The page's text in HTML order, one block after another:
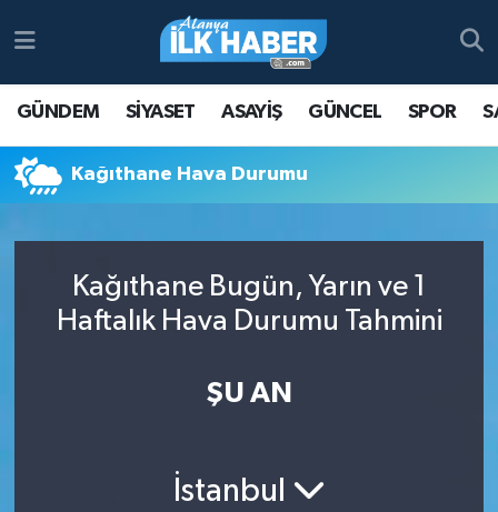
GÜNDEM SİYASET ASAYİŞ GÜNCEL SPOR
Kağıthane Hava Durumu
Kağıthane Bugün, Yarın ve 1
Haftalık Hava Durumu Tahmini
ŞU AN
İstanbul
Antalya Nöbetçi Eczaneler
Süper Lig Puan Durumu ve Fikstür